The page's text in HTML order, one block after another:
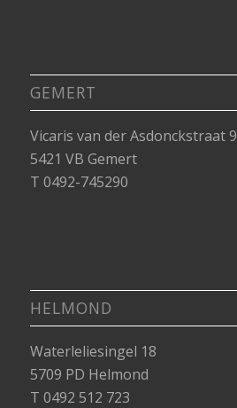
GEMERT
Vicaris van der Asdonckstraat 9
5421 VB Gemert
T 0492-745290
HELMOND
Waterleliesingel 18
5709 PD Helmond
T 0492 512 723